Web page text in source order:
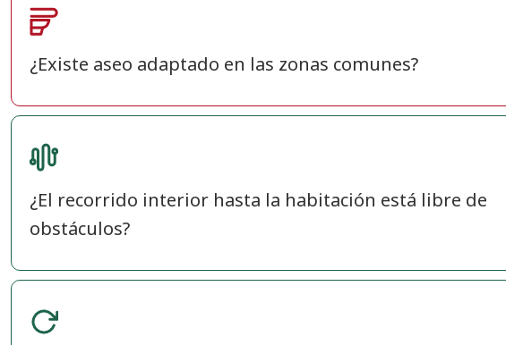
¿Existe aseo adaptado en las zonas comunes?
¿El recorrido interior hasta la habitación está libre de
obstáculos?